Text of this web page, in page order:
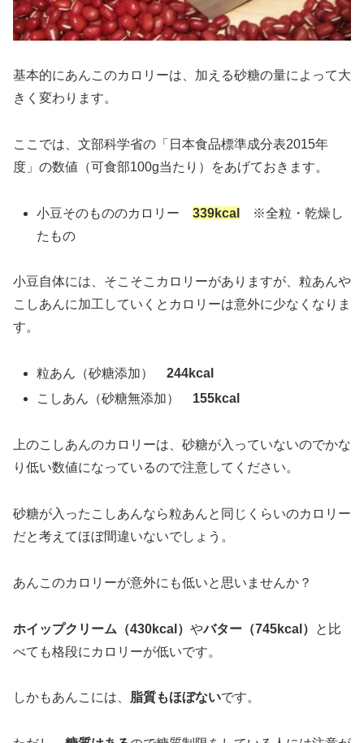
基本的にあんこのカロリーは、加える砂糖の量によって大
きく変わります。
ここでは、文部科学省の「日本食品標準成分表2015年
度」の数値（可食部100g当たり）をあげておきます。
小豆そのもののカロリー339kcal
※全粒・乾燥し
たもの
小豆自体には、そこそこカロリーがありますが、粒あんや
こしあんに加工していくとカロリーは意外に少なくなりま
す。
粒あん（砂糖添加）244kcal
こしあん（砂糖無添加） 155kcal
上のこしあんのカロリーは、砂糖が入っていないのでかな
り低い数値になっているので注意してください。
砂糖が入ったこしあんなら粒あんと同じくらいのカロリー
だと考えてほぼ間違いないでしょう。
あんこのカロリーが意外にも低いと思いませんか？
ホイップクリーム（430kcal） やバター（745kcal）
と比
べても格段にカロリーが低いです。
しかもあんこには、 脂質もほぼないです。